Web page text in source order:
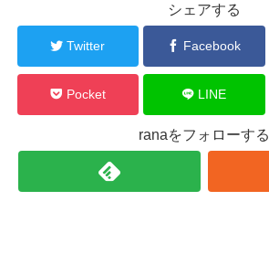
シェアする
Twitter Facebook
Pocket LINE
ranaをフォローする